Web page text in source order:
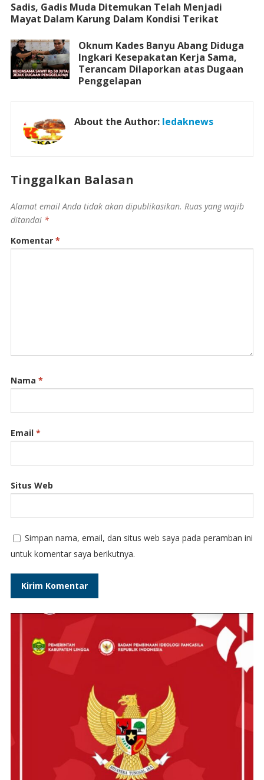
Sadis, Gadis Muda Ditemukan Telah Menjadi
Mayat Dalam Karung Dalam Kondisi Terikat
Oknum Kades Banyu Abang Diduga
Ingkari Kesepakatan Kerja Sama,
Terancam Dilaporkan atas Dugaan
Penggelapan
About the Author: ledaknews
Tinggalkan Balasan
Alamat email Anda tidak akan dipublikasikan. Ruas yang wajib
ditandai *
Komentar *
Nama *
Email *
Situs Web
Simpan nama, email, dan situs web saya pada peramban ini
untuk komentar saya berikutnya.